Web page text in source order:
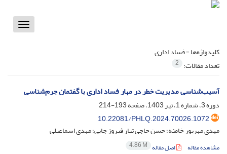
Toggle
کلیدواژه‌ها =فساد اداری
تعداد مقالات: 2
آسیب‌شناسی مدیریت خطر در مهار فساد اداری با گفتمان جرم‌‌شناسی
دوره 3، شماره 1، تیر 1403، صفحه
193-214
10.22081/PHLQ.2024.70026.1072
مهدی مهرپور خامنه؛ حسن حاجی تبار فیروز جایی؛ مهدی اسماعیلی
مشاهده مقاله اصل مقاله 4.86 M